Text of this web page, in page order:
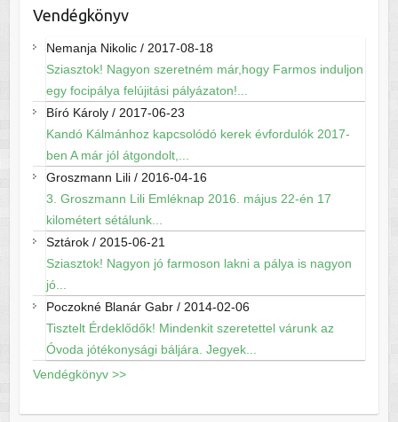
Vendégkönyv
Nemanja Nikolic/ 2017-08-18
Sziasztok! Nagyon szeretném már,hogy Farmos induljon
egy focipálya felújitási pályázaton!...
Bíró Károly/ 2017-06-23
Kandó Kálmánhoz kapcsolódó kerek évfordulók 2017-
ben A már jól átgondolt,...
Groszmann Lili/ 2016-04-16
3. Groszmann Lili Emléknap 2016. május 22-én 17
kilométert sétálunk...
Sztárok/ 2015-06-21
Sziasztok! Nagyon jó farmoson lakni a pálya is nagyon
jó...
Poczokné Blanár Gabr/ 2014-02-06
Tisztelt Érdeklődők! Mindenkit szeretettel várunk az
Óvoda jótékonysági báljára. Jegyek...
Vendégkönyv >>